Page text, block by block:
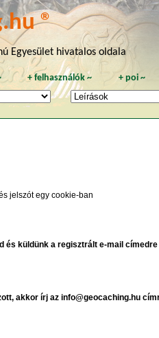
®
Egyesület hivatalos oldala
+felhasználók ~ + poi~
jelszót egy cookie-ban
és küldünk a regisztrált e-mail
akkor írj az info@geocaching.hu